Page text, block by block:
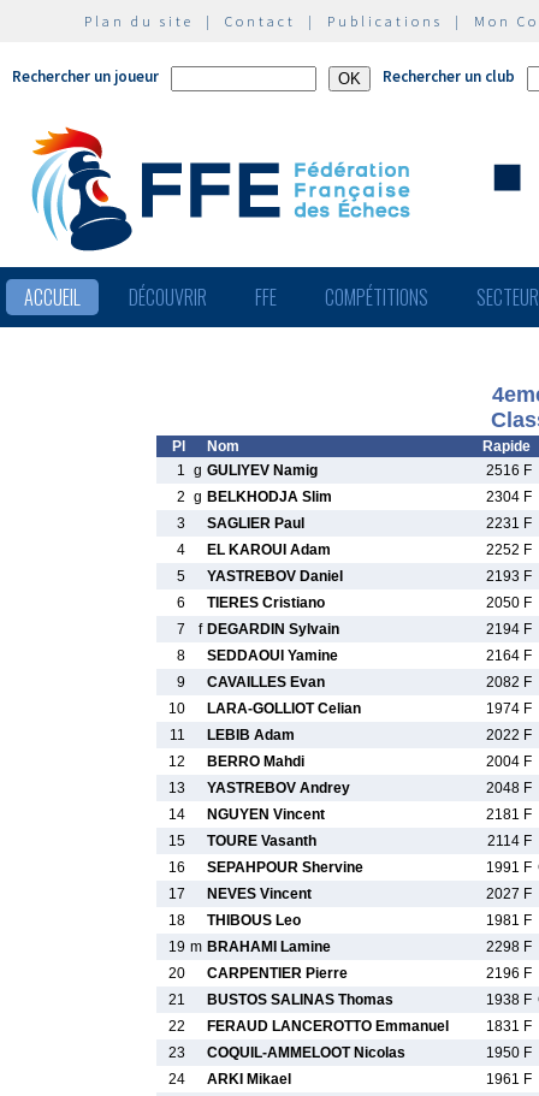
Plan du site | Contact | Publications | Mon
Rechercher un joueur Rechercher un club
ACCUEIL DÉCOUVRIR FFE COMPÉTITIONS
Pl Nom
Rapide
1 g GULIYEV Namig 2516 F
2 g BELKHODJA Slim 2304 F
3
SAGLIER Paul 2231 F
4
EL KAROUI Adam
2252 F
5
YASTREBOV Daniel 2193 F
6
TIERES Cristiano 2050 F
7
f DEGARDIN Sylvain 2194 F
8
SEDDAOUI Yamine 2164 F
9
CAVAILLES Evan 2082 F
10
LARA-GOLLIOT Celian
1974 F
11
LEBIB Adam
2022 F
12
BERRO Mahdi
2004 F
13
YASTREBOV Andrey
2048 F
14
NGUYEN Vincent 2181 F
15
TOURE Vasanth 2114 F
16
SEPAHPOUR Shervine 1991 F
17
NEVES Vincent 2027 F
18
THIBOUS Leo
1981 F
19 m BRAHAMI Lamine 2298 F
20
CARPENTIER Pierre 2196 F
21
BUSTOS SALINAS Thomas 1938 F
22
FERAUD LANCEROTTO Emmanuel
1831 F
23
COQUIL-AMMELOOT Nicolas 1950 F
24
ARKI Mikael 1961 F